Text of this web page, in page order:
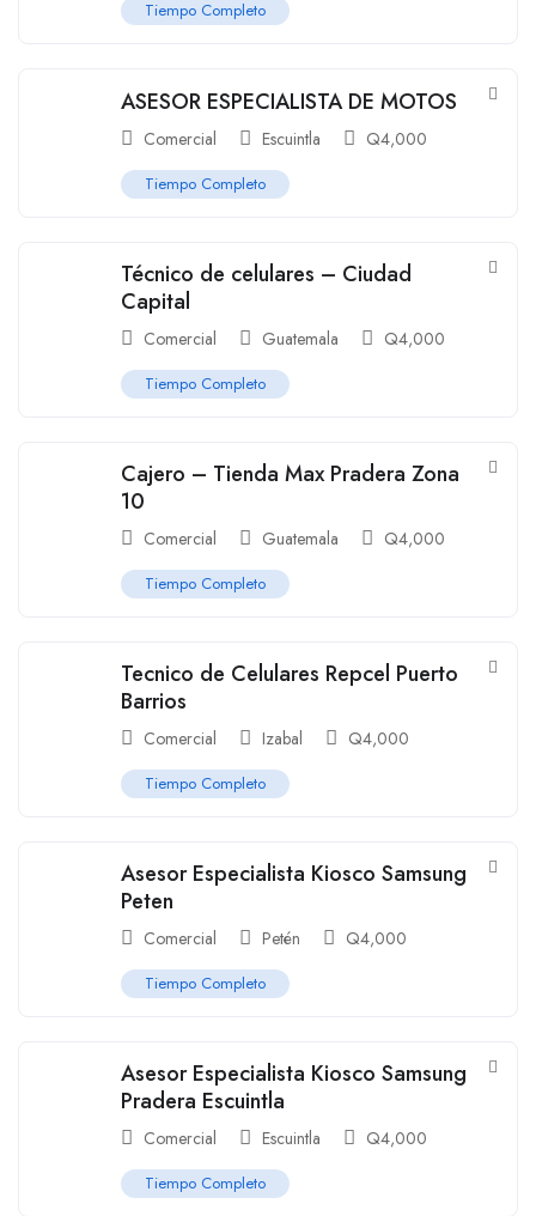
Tiempo Completo
ASESOR ESPECIALISTA DE MOTOS
Comercial Escuintla Q4,000
Tiempo Completo
Técnico de celulares – Ciudad
Capital
Comercial Guatemala Q4,000
Tiempo Completo
Cajero – Tienda Max Pradera Zona
10
Comercial Guatemala Q4,000
Tiempo Completo
Tecnico de Celulares Repcel Puerto
Barrios
Comercial Izabal Q4,000
Tiempo Completo
Asesor Especialista Kiosco Samsung
Peten
Comercial Petén Q4,000
Tiempo Completo
Asesor Especialista Kiosco Samsung
Pradera Escuintla
Comercial Escuintla Q4,000
Tiempo Completo